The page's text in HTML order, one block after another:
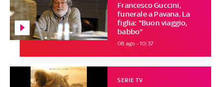
Francesco Guccini,
funerale a Pavana. La
figlia: "Buon viaggio,
babbo"
08 ago - 10:37
SERIE TV